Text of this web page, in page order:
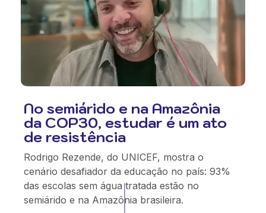
No semiárido e na Amazônia
da COP30, estudar é um ato
de resistência
Rodrigo Rezende, do UNICEF, mostra o
cenário desafiador da educação no país: 93%
das escolas sem água tratada estão no
semiárido e na Amazônia brasileira.